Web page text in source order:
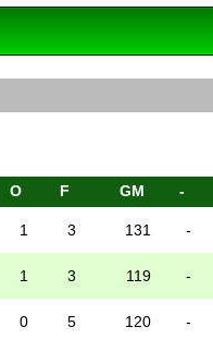
O F GM -
1 3 131 -
1 3 119 -
0 5 120 -